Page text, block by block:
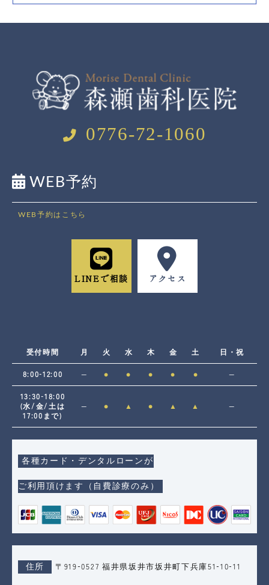
0776-72-1060
WEB予約
WEB予約はこちら
LINEで相談 アクセス
受付時間 月 火 水 木 金 土 日・祝
8:00-12:00 ― ● ● ● ● ● ―
13:30-18:00
(水/金/土は
17:00まで)
― ● ▲ ● ▲ ▲ ―
各種カード・デンタルローンが
ご利用頂けます（自費診療のみ）
住所 〒919-0527 福井県坂井市坂井町下兵庫51-10-11